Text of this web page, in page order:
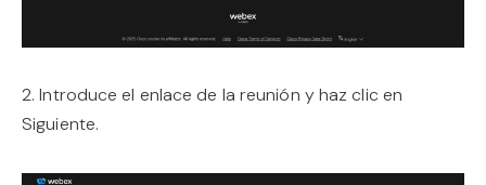
2. Introduce el enlace de la reunión y haz clic en
Siguiente.